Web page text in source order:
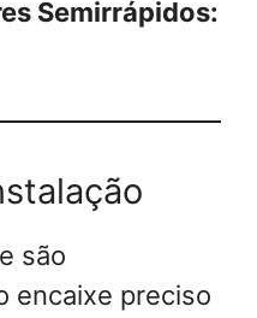
Semirrápidos:
são
encaixe preciso